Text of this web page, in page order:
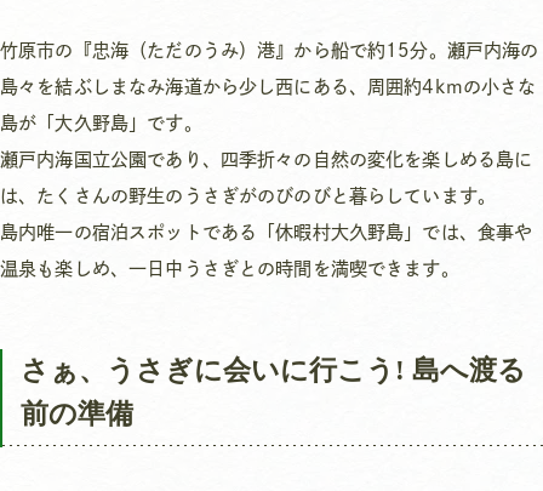
竹原市の『忠海（ただのうみ）港』から船で約15分。瀬戸内海の
島々を結ぶしまなみ海道から少し西にある、周囲約4kmの小さな
島が「大久野島」です。
瀬戸内海国立公園であり、四季折々の自然の変化を楽しめる島に
は、たくさんの野生のうさぎがのびのびと暮らしています。
島内唯一の宿泊スポットである「休暇村大久野島」では、食事や
温泉も楽しめ、一日中うさぎとの時間を満喫できます。
さぁ、うさぎに会いに行こう! 島へ渡る
前の準備